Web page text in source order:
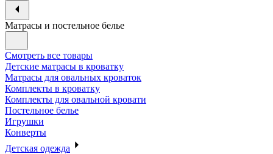
Матрасы и постельное белье
Смотреть все товары
Детские матрасы в кроватку
Матрасы для овальных кроваток
Комплекты в кроватку
Комплекты для овальной кровати
Постельное белье
Игрушки
Конверты
Детская одежда